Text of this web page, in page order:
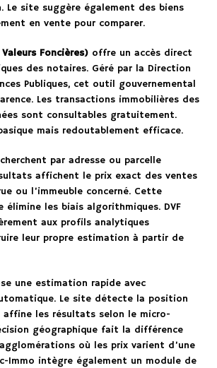
Le site suggère également des biens
en vente pour comparer.
Foncières) offre un accès direct
des notaires. Géré par la Direction
Publiques, cet outil gouvernemental
Les transactions immobilières des
sont consultables gratuitement.
mais redoutablement efficace.
par adresse ou parcelle
affichent le prix exact des ventes
ou l’immeuble concerné. Cette
élimine les biais algorithmiques. DVF
aux profils analytiques
leur propre estimation à partir de
une estimation rapide avec
Le site détecte la position
les résultats selon le micro-
géographique fait la différence
où les prix varient d’une
Immo intègre également un module de